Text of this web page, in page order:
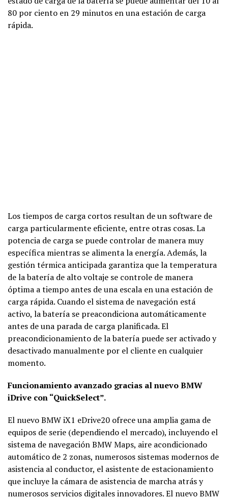
80 por ciento en 29 minutos en una estación de carga
rápida.
Los tiempos de carga cortos resultan de un software de
carga particularmente eficiente, entre otras cosas. La
potencia de carga se puede controlar de manera muy
específica mientras se alimenta la energía. Además, la
gestión térmica anticipada garantiza que la temperatura
de la batería de alto voltaje se controle de manera
óptima a tiempo antes de una escala en una estación de
carga rápida. Cuando el sistema de navegación está
activo, la batería se preacondiciona automáticamente
antes de una parada de carga planificada. El
preacondicionamiento de la batería puede ser activado y
desactivado manualmente por el cliente en cualquier
momento.
Funcionamiento avanzado gracias al nuevo BMW
iDrive con “QuickSelect”.
El nuevo BMW iX1 eDrive20 ofrece una amplia gama de
equipos de serie (dependiendo el mercado), incluyendo el
sistema de navegación BMW Maps, aire acondicionado
automático de 2 zonas, numerosos sistemas modernos de
asistencia al conductor, el asistente de estacionamiento
que incluye la cámara de asistencia de marcha atrás y
numerosos servicios digitales innovadores. El nuevo BMW